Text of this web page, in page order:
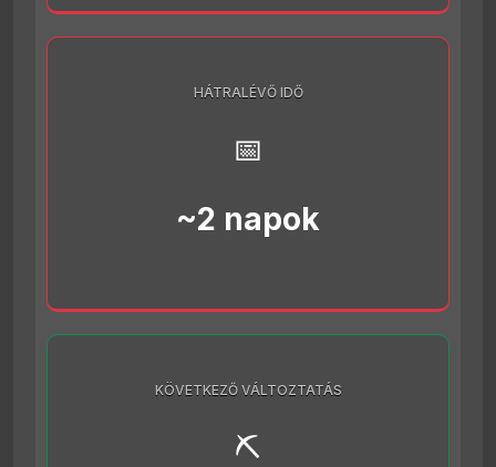
HÁTRALÉVŐ IDŐ
📅
~2 napok
KÖVETKEZŐ VÁLTOZTATÁS
⛏️